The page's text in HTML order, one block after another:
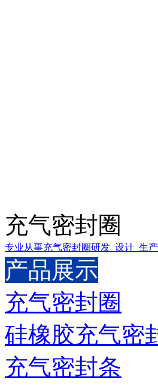
充气密封圈
专业从事充气密封圈研发_设计_生
产品展示
充气密封圈
硅橡胶充气密
充气密封条